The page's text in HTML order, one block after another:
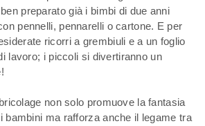
preparato già i bimbi di due anni
pennelli, pennarelli o cartone. E per
ricorri a grembiuli e a un foglio
lavoro; i piccoli si divertiranno un
non solo promuove la fantasia
bambini ma rafforza anche il legame tra